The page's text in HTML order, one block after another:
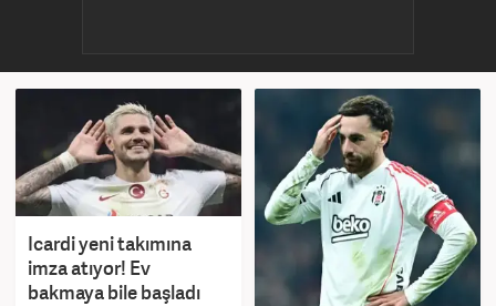
Icardi yeni takımına
imza atıyor! Ev
bakmaya bile başladı